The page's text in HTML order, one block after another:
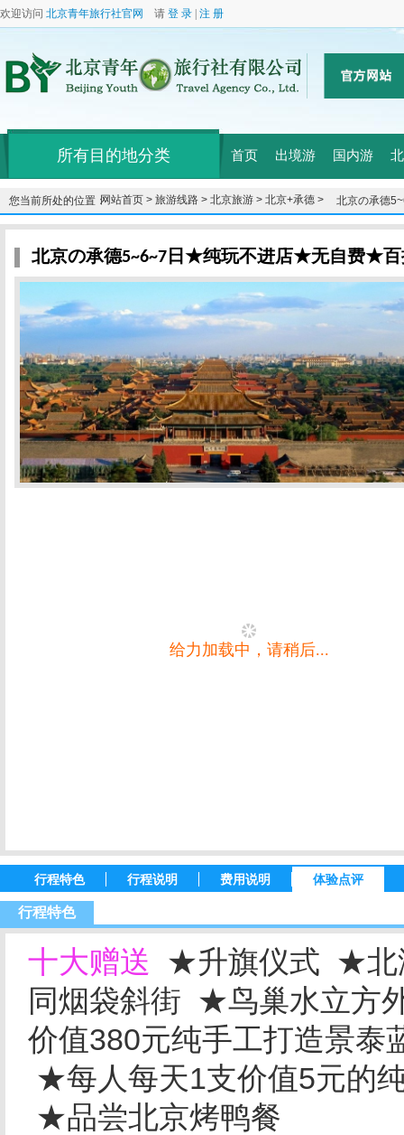
欢迎访问 北京青年旅行社官网 请 登 录 注 册
所有目的地分类 首页 出境游 国内游
您当前所处的位置：网站首页 > 旅游线路 > 北京旅游 > 北京+承德 >
北京の承德
★
北京の承德5~6~7日★纯玩不进店★无自费★
给力加载中，请稍后...
行程特色 行程说明 费用说明 体验点评
行程特色
十大赠送 ★升旗仪式 ★北
同烟袋斜街 ★鸟巢水立
价值380元纯手工打造景
★每人每天1支价值5元的
★品尝北京烤鸭餐